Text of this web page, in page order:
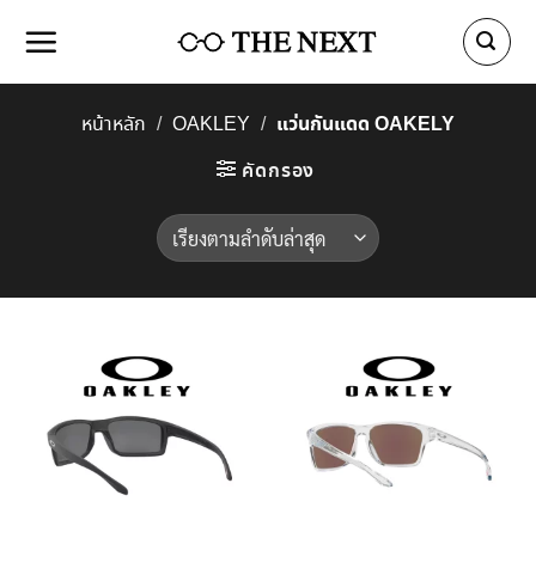
หน้าหลัก / OAKLEY / แว่นกันแดด OAKELY
คัดกรอง